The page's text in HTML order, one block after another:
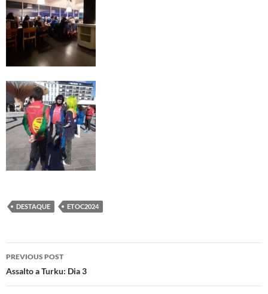
DESTAQUE ETOC2024
Post
navigation
PREVIOUS POST
Assalto a Turku: Dia 3